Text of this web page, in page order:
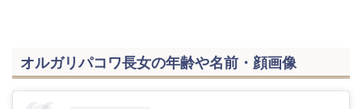
オルガリパコワ長女の年齢や名前・顔画像